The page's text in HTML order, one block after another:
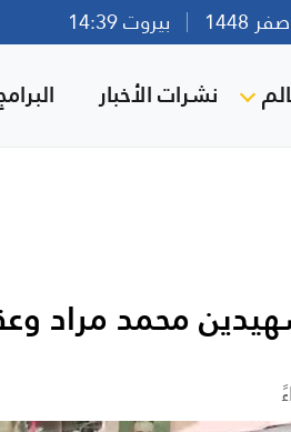
بيروت 14:39
نشرات الأخبار
محمد مراد